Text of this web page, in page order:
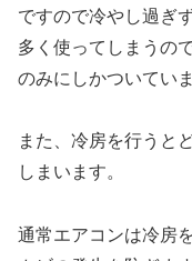
ですので冷やし過ぎ
多く使ってしまうの
のみにしかついてい
また、冷房を行うと
しまいます。
通常エアコンは冷房